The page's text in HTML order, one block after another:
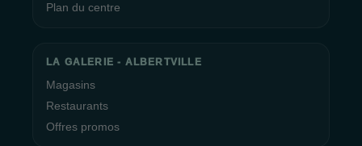
Plan du centre
LA GALERIE - ALBERTVILLE
Magasins
Restaurants
Offres promos